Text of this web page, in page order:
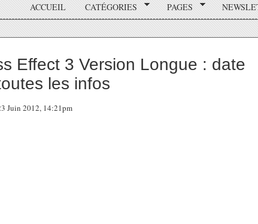
ACCUEIL CATÉGORIES PAGES
Effect 3 Version Longue : date
les infos
Juin 2012, 14:21pm